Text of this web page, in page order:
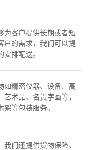
为客户提供长期或者短
户的需求，我们可以提
排配送。
如精密仪器、设备、高
术品、名贵字画等，
等包装服务。
们还提供货物保险、